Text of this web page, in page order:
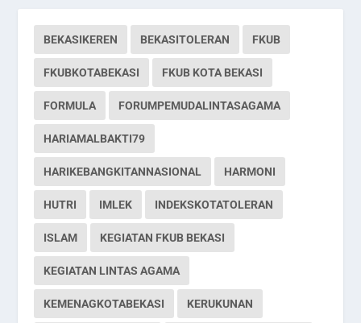
BEKASIKEREN BEKASITOLERAN FKUB
FKUBKOTABEKASI FKUB KOTA BEKASI
FORMULA FORUMPEMUDALINTASAGAMA
HARIAMALBAKTI79
HARIKEBANGKITANNASIONAL HARMONI
HUTRI IMLEK INDEKSKOTATOLERAN
ISLAM KEGIATAN FKUB BEKASI
KEGIATAN LINTAS AGAMA
KEMENAGKOTABEKASI KERUKUNAN